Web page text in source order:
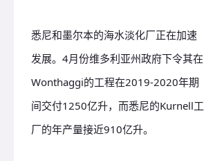
悉尼和墨尔本的海水淡化厂正在加速
发展。 4月份维多利亚州政府下令其在
Wonthaggi的工程在2019-2020年期
间交付1250亿升，而悉尼的Kurnell工
厂的年产量接近910亿升。